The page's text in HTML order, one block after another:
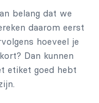
belang dat we
daarom eerst
hoeveel je
Dan kunnen
etiket goed hebt